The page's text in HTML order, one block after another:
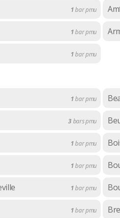
1bar pmu
1bar pmu
1bar pmu
1bar pmu
3bars pmu
1bar pmu
1bar pmu
1bar pmu
1bar pmu